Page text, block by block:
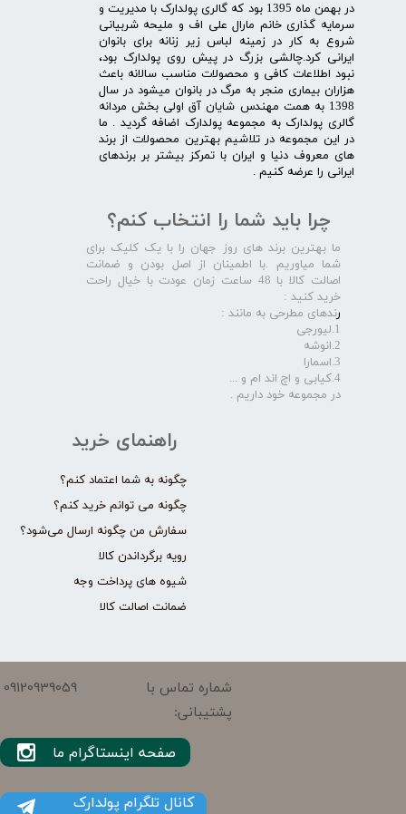
در بهمن ماه 1395 بود که گالری پولدارک با مدیریت و
سرمایه گذاری خانم مارال علی اف و ملیحه شربیانی
شروع به کار در زمینه لباس زیر زنانه برای بانوان
ایرانی کرد.چالشی بزرگ در پیش روی پولدارک بود،
نبود اطلاعات کافی و محصولات مناسب سالانه باعث
هزاران بیماری منجر به مرگ در بانوان میشود در سال
1398 به همت مهندس شایان آق اولی بخش مردانه
گالری پولدارک به مجموعه پولدارک اضافه گردید . ما
در این مجموعه در تلاشیم بهترین محصولات از برند
های معروف دنیا و ایران با تمرکز بیشتر بر برندهای
ایرانی را عرضه کنیم .​​​​​​​
راهنمای خرید
چگونه به شما اعتماد کنم؟
چگونه می توانم خرید کنم؟
سفارش من چگونه ارسال می‌شود؟
رویه برگرداندن کالا
شیوه های پرداخت وجه
ضمانت اصالت کالا
چرا باید شما را انتخاب کنم؟
ما بهترین برند های روز جهان را با یک کلیک برای
شما میاوریم .با اطمینان از اصل بودن و ضمانت
اصالت کالا با 48 ساعت زمان عودت با خیال راحت
خرید کنید :
رندهای مطرحی به مانند :
1.لیورجی
2.انوشه
3.اسمارا
4.کیابی و اچ اند ام و ...
در مجموعه خود داریم .​​​​​​​
شماره تماس با
پشتیبانی:
09120939059
کانال تلگرام پولدارک
صفحه اینستاگرام ما